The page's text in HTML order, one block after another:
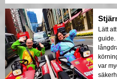
Lätt
guide.
var